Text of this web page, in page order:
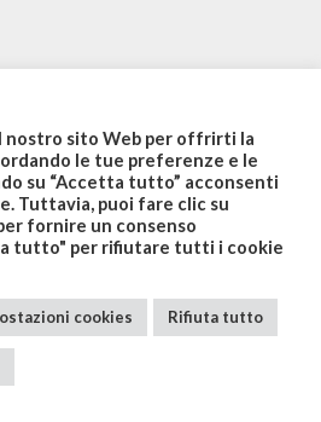
nostro sito Web per offrirti la
le tue preferenze e le
su “Accetta tutto” acconsenti
Tuttavia, puoi fare clic su
fornire un consenso
tutto" per rifiutare tutti i cookie
cookies Rifiuta tutto